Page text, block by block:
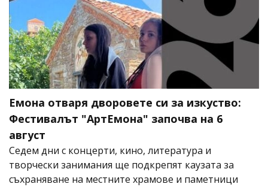
Емона отваря дворовете си за изкуство:
Фестивалът "АртЕмона" започва на 6
август
Седем дни с концерти, кино, литература и
творчески занимания ще подкрепят каузата за
съхраняване на местните храмове и паметници